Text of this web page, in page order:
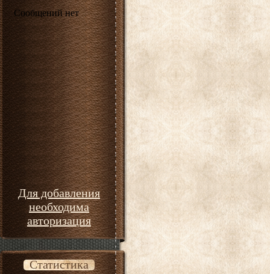
Для добавления
необходима
авторизация
Статистика